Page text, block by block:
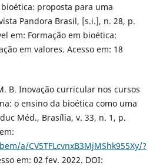
bioética: proposta para uma
Pandora Brasil, [s.i.], n. 28, p.
em: Formação em bioética:
em valores. Acesso em: 18
B. Inovаção curriculаr nos cursos
o ensino dа bioéticа como umа
Méd., Brasília, v. 33, n. 1, p.
a/CV5TFLcvnxB3MjMShk955Xy/?
em: 02 fev. 2022. DOI: